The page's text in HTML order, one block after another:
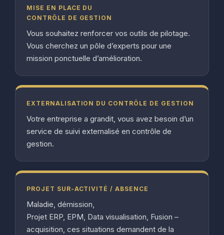
MISE EN PLACE DU
CONTRÔLE DE GESTION
Vous souhaitez renforcer vos outils de pilotage.
Vous cherchez un pôle d’experts pour une
mission ponctuelle d’amélioration.
EXTERNALISATION DU CONTRÔLE DE GESTION
Votre entreprise a grandit, vous avez besoin d’un
service de suivi externalisé en contrôle de
gestion.
PROJET SUR-ACTIVITÉ / ABSENCE
Maladie, démission,
Projet ERP, EPM, Data visualisation, Fusion –
acquisition, ces situations demandent de la